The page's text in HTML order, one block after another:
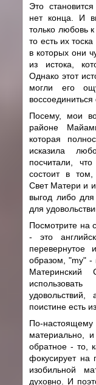
Это
нет конца. И
только любовь
то есть их
в которых они
из истока,
Однако этот
могли его
Посему, мои
районе
которая
исказила
посчитали,
состоит в том,
Свет Матери и
выгод либо
для
Посмотрите на
- это
образом, "my" -
поистине есть
По-
материально,
обратное - то,
фокусирует на
изобильной
духовно. И